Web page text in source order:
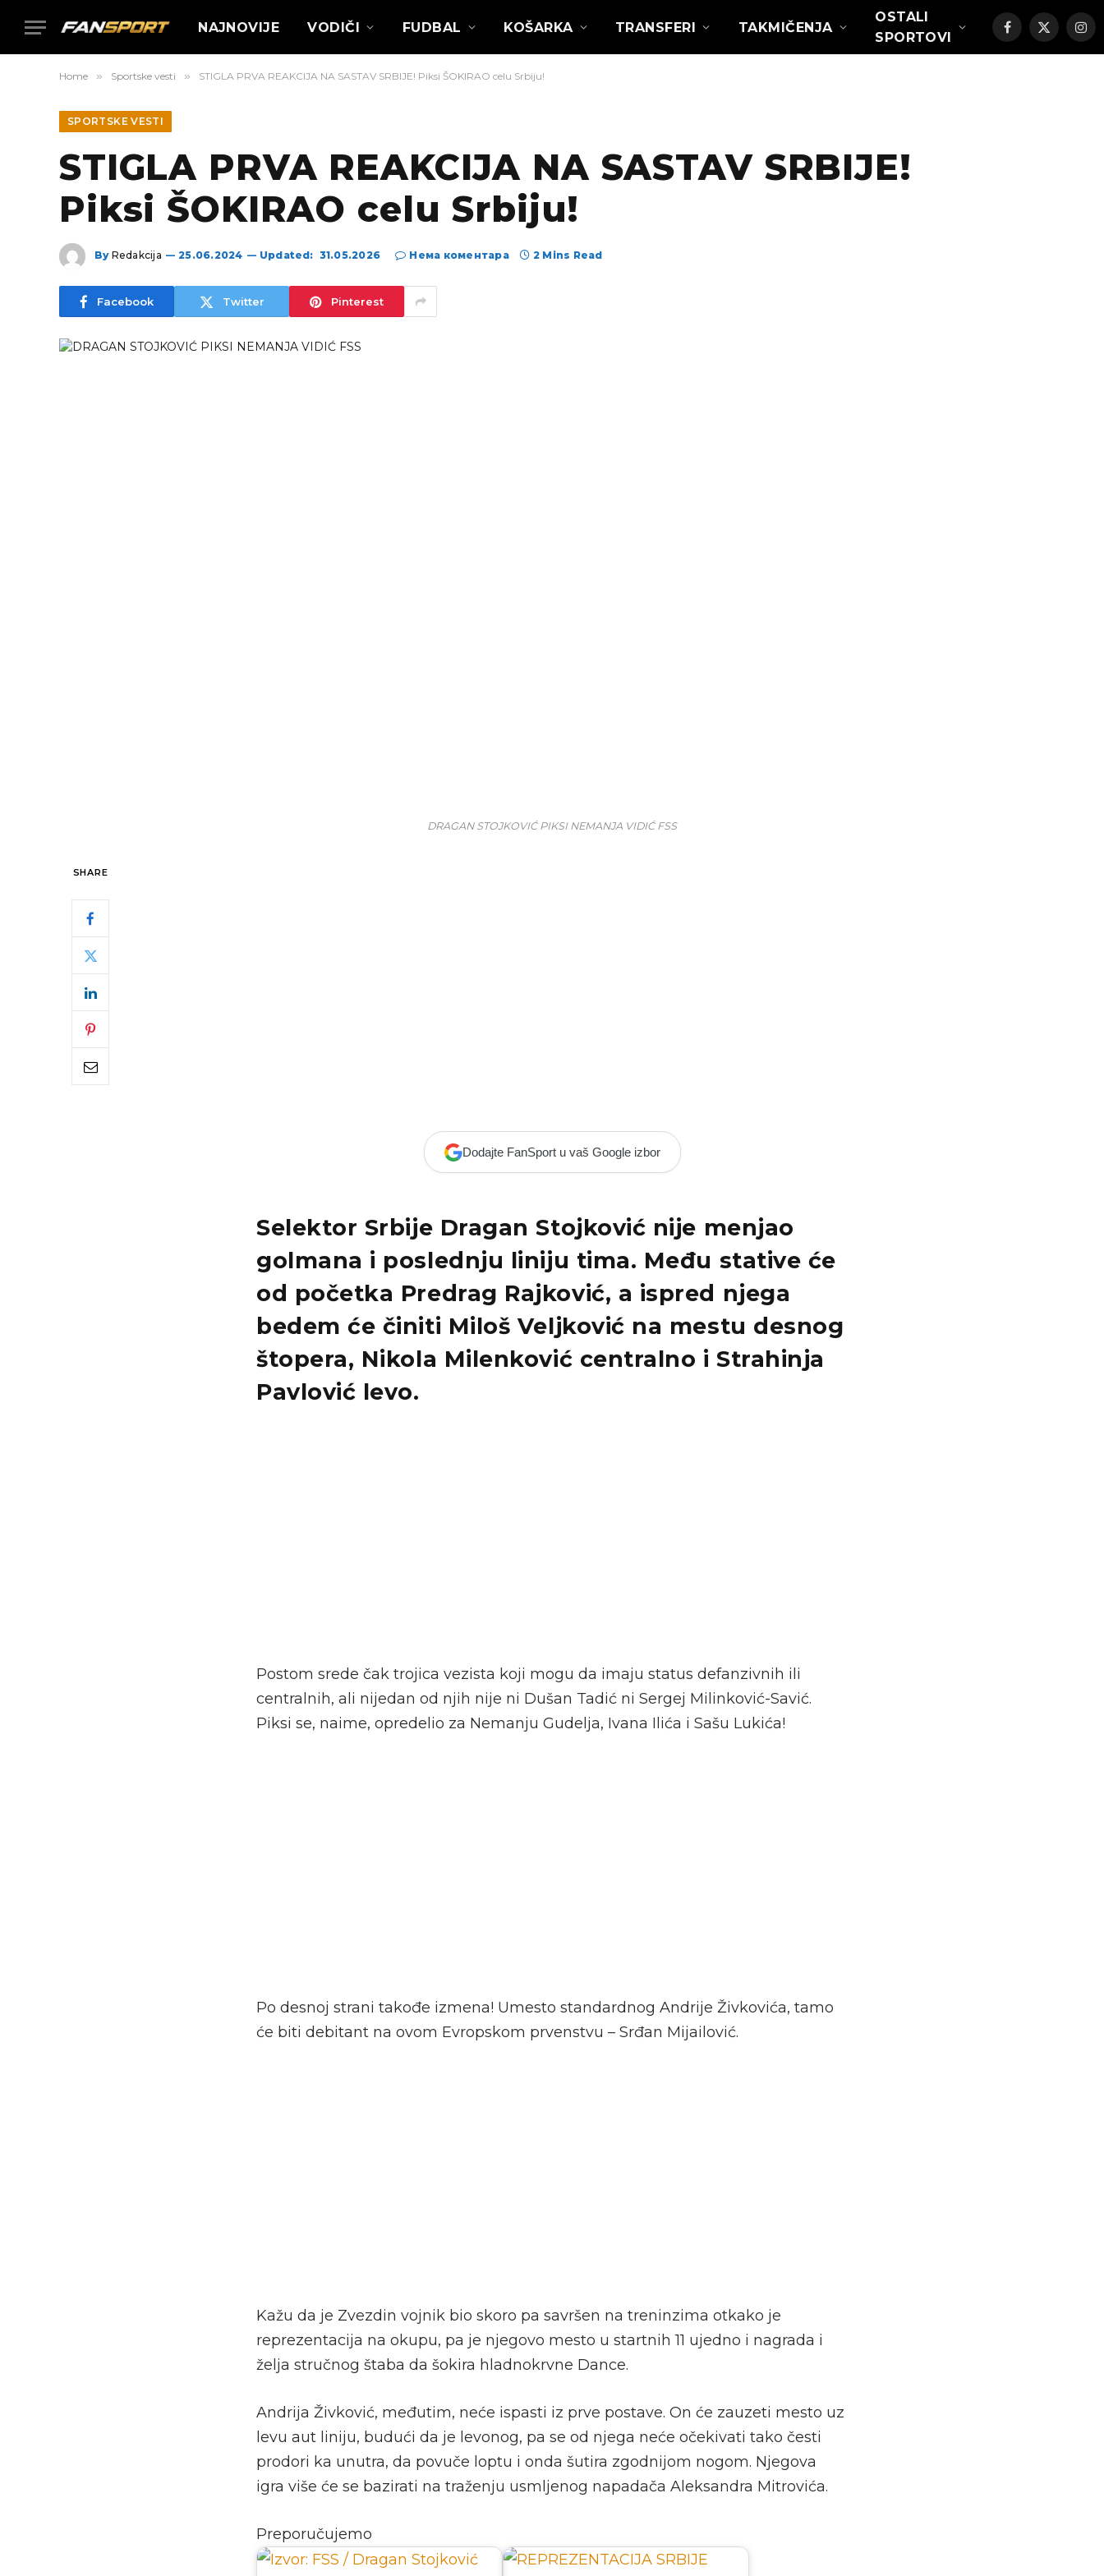
NAJNOVIJE VODIČI FUDBAL KOŠARKA TRANSFERI TAKMIČENJA
OSTALI
SPORTOVI
Facebook
X
(Twitter)
Home » Sportske vesti » STIGLA PRVA REAKCIJA NA SASTAV SRBIJE! Piksi ŠOKIRAO celu Srbiju!
SPORTSKE VESTI
STIGLA PRVA REAKCIJA NA SASTAV SRBIJE!
Piksi ŠOKIRAO celu Srbiju!
By Redakcija 25.06.2024 Updated: 31.05.2026 Нема коментара 2 Mins Read
Facebook Twitter Pinterest
DRAGAN STOJKOVIĆ PIKSI NEMANJA VIDIĆ FSS
SHARE
Dodajte FanSport u vaš Google izbor
Selektor Srbije Dragan Stojković nije menjao
golmana i poslednju liniju tima. Među stative će
od početka Predrag Rajković, a ispred njega
bedem će činiti Miloš Veljković na mestu desnog
štopera, Nikola Milenković centralno i Strahinja
Pavlović levo.
Postom srede čak trojica vezista koji mogu da imaju status defanzivnih ili
centralnih, ali nijedan od njih nije ni Dušan Tadić ni Sergej Milinković-Savić.
Piksi se, naime, opredelio za Nemanju Gudelja, Ivana Ilića i Sašu Lukića!
Po desnoj strani takođe izmena! Umesto standardnog Andrije Živkovića, tamo
će biti debitant na ovom Evropskom prvenstvu – Srđan Mijailović.
Kažu da je Zvezdin vojnik bio skoro pa savršen na treninzima otkako je
reprezentacija na okupu, pa je njegovo mesto u startnih 11 ujedno i nagrada i
želja stručnog štaba da šokira hladnokrvne Dance.
Andrija Živković, međutim, neće ispasti iz prve postave. On će zauzeti mesto uz
levu aut liniju, budući da je levonog, pa se od njega neće očekivati tako česti
prodori ka unutra, da povuče loptu i onda šutira zgodnijom nogom. Njegova
igra više će se bazirati na traženju usmljenog napadača Aleksandra Mitrovića.
Preporučujemo